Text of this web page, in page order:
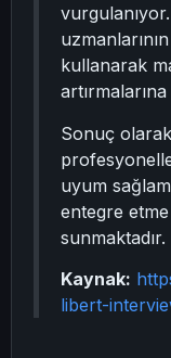
kullanarak
Sonuç
uyum
entegre
sunmaktadır.
Kaynak:
libert-